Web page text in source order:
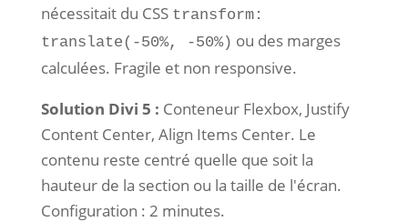
nécessitait du CSS transform:
translate(-50%, -50%) ou des marges
calculées. Fragile et non responsive.
Solution Divi 5 : Conteneur Flexbox, Justify
Content Center, Align Items Center. Le
contenu reste centré quelle que soit la
hauteur de la section ou la taille de l'écran.
Configuration : 2 minutes.